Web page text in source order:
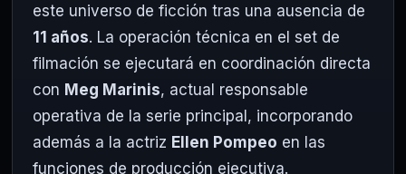
este universo de ficción tras una ausencia de
11 años. La operación técnica en el set de
filmación se ejecutará en coordinación directa
con Meg Marinis, actual responsable
operativa de la serie principal, incorporando
además a la actriz Ellen Pompeo en las
funciones de producción ejecutiva.